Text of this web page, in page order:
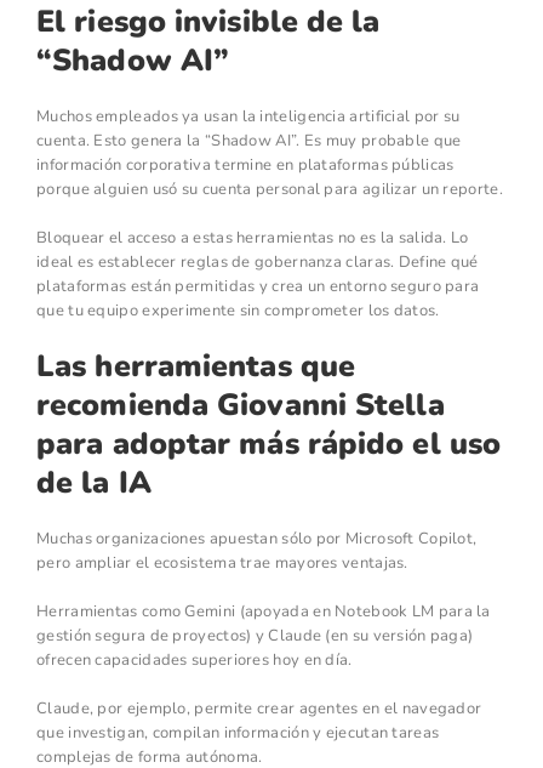
El riesgo invisible de la
“Shadow AI”
Muchos empleados ya usan la inteligencia artificial por su
cuenta. Esto genera la “Shadow AI”. Es muy probable que
información corporativa termine en plataformas públicas
porque alguien usó su cuenta personal para agilizar un reporte.
Bloquear el acceso a estas herramientas no es la salida. Lo
ideal es establecer reglas de gobernanza claras. Define qué
plataformas están permitidas y crea un entorno seguro para
que tu equipo experimente sin comprometer los datos.
Las herramientas que
recomienda Giovanni Stella
para adoptar más rápido el uso
de la IA
Muchas organizaciones apuestan sólo por Microsoft Copilot,
pero ampliar el ecosistema trae mayores ventajas.
Herramientas como Gemini (apoyada en Notebook LM para la
gestión segura de proyectos) y Claude (en su versión paga)
ofrecen capacidades superiores hoy en día.
Claude, por ejemplo, permite crear agentes en el navegador
que investigan, compilan información y ejecutan tareas
complejas de forma autónoma.